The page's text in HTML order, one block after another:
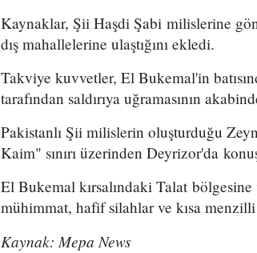
Kaynaklar, Şii Haşdi Şabi milislerine
dış mahallelerine ulaştığını ekledi.
Takviye kuvvetler, El Bukemal'in
tarafından saldırıya uğramasının
Pakistanlı Şii milislerin oluşturduğu
Kaim" sınırı üzerinden Deyrizor'da
El Bukemal kırsalındaki Talat
mühimmat, hafif silahlar ve kısa
Kaynak: Mepa News